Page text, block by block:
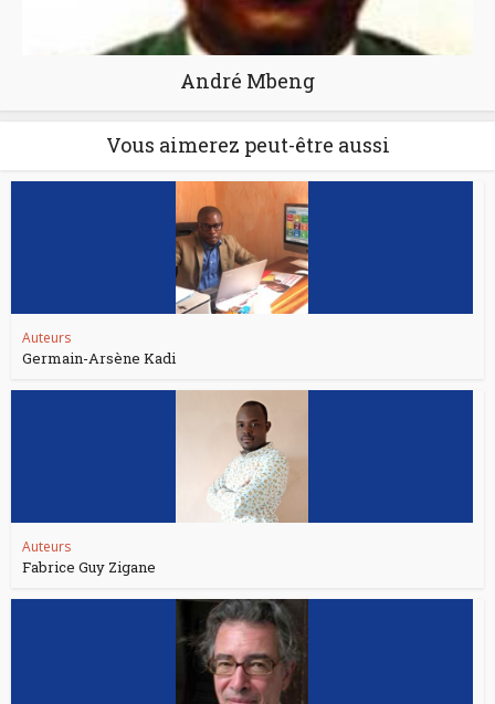
André Mbeng
Vous aimerez peut-être aussi
Auteurs
Germain-Arsène Kadi
Auteurs
Fabrice Guy Zigane